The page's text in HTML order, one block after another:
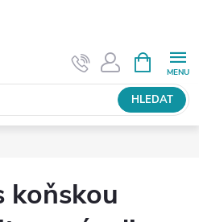
HLEDAT
NÁKUPNÍ
KOŠÍK
koňskou